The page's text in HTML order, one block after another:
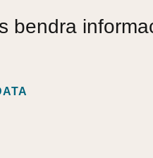
bendra